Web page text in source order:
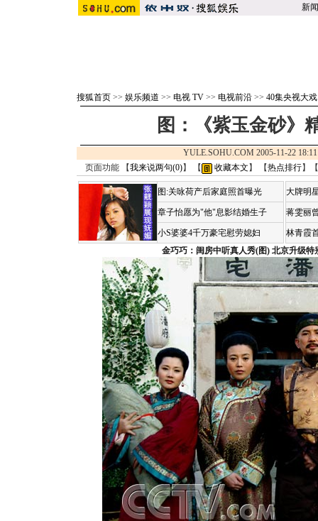
新闻
搜狐首页 >> 娱乐频道 >> 电视 TV >> 电视前沿 >> 40集央视大
图：《紫玉金砂》
YULE.SOHU.COM 2005-11-22
页面功能 【我来说两句(0)】 【 收藏本文 】 【热点排行】【
图:关咏荷产后家庭照首曝光
章子怡愿为"他"息影结婚生子
小S婆婆4千万豪宅慰劳媳妇
大牌明
蒋雯丽
林青霞
金巧巧：闺房中听真人秀(图) 北京升级特